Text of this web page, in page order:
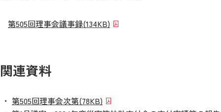
第505回理事会議事録(134KB)
関連資料
第505回理事会次第(78KB)